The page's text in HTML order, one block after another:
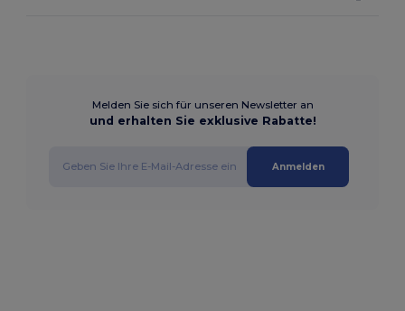
Melden Sie sich für unseren Newsletter an
und erhalten Sie exklusive Rabatte!
Anmelden